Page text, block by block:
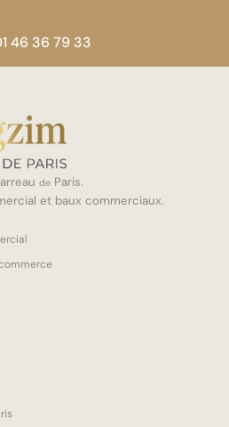
46 36 79 33
de Paris.
et baux commerciaux.